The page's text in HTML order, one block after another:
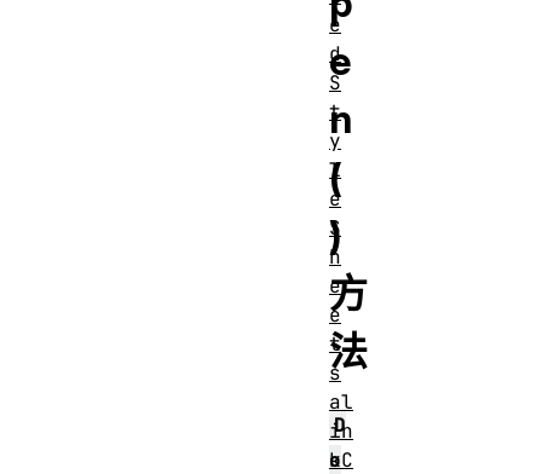
e
n
(
)
方
法
D
o
e
d
S
t
y
l
e
S
h
e
e
t
s
al
in
kC